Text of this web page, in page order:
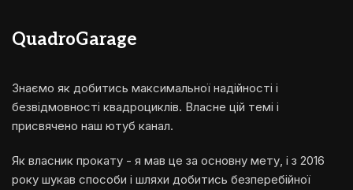
QuadroGarage
Знаємо як добитись максимальної надійності і
безвідмовності квадроциклів. Власне цій темі і
присвячено наш ютуб канал.
Як власник прокату - я мав це за основну мету, і з 2016
року шукав способи і шляхи добитись безперебійної